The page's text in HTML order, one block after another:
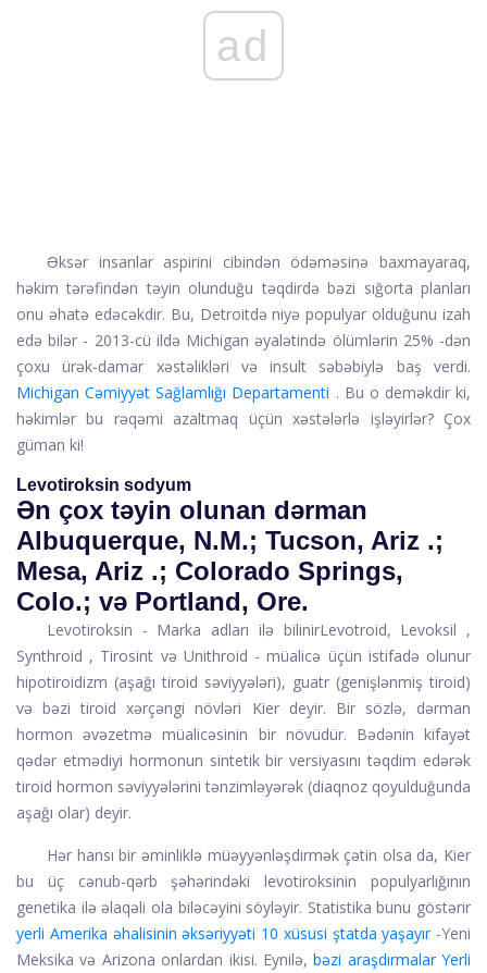
ad
Əksər insanlar aspirini cibindən ödəməsinə baxmayaraq,
həkim tərəfindən təyin olunduğu təqdirdə bəzi sığorta planları
onu əhatə edəcəkdir. Bu, Detroitdə niyə populyar olduğunu izah
edə bilər - 2013-cü ildə Michigan əyalətində ölümlərin 25% -dən
çoxu ürək-damar xəstəlikləri və insult səbəbiylə baş verdi.
Michigan Cəmiyyət Sağlamlığı Departamenti . Bu o deməkdir ki,
həkimlər bu rəqəmi azaltmaq üçün xəstələrlə işləyirlər? Çox
güman ki!
Levotiroksin sodyum
Ən çox təyin olunan dərman
Albuquerque, N.M.; Tucson, Ariz .;
Mesa, Ariz .; Colorado Springs,
Colo.; və Portland, Ore.
Levotiroksin - Marka adları ilə bilinirLevotroid, Levoksil ,
Synthroid , Tirosint və Unithroid - müalicə üçün istifadə olunur
hipotiroidizm (aşağı tiroid səviyyələri), guatr (genişlənmiş tiroid)
və bəzi tiroid xərçəngi növləri Kier deyir. Bir sözlə, dərman
hormon əvəzetmə müalicəsinin bir növüdür. Bədənin kifayət
qədər etmədiyi hormonun sintetik bir versiyasını təqdim edərək
tiroid hormon səviyyələrini tənzimləyərək (diaqnoz qoyulduğunda
aşağı olar) deyir.
Hər hansı bir əminliklə müəyyənləşdirmək çətin olsa da, Kier
bu üç cənub-qərb şəhərindəki levotiroksinin populyarlığının
genetika ilə əlaqəli ola biləcəyini söyləyir. Statistika bunu göstərir
yerli Amerika əhalisinin əksəriyyəti 10 xüsusi ştatda yaşayır -Yeni
Meksika və Arizona onlardan ikisi. Eynilə, bəzi araşdırmalar Yerli